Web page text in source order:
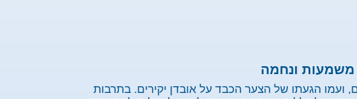
משמעות ונחמה
ועמו הגעתו של הצער הכבד על אובדן יקירים. בתרבות